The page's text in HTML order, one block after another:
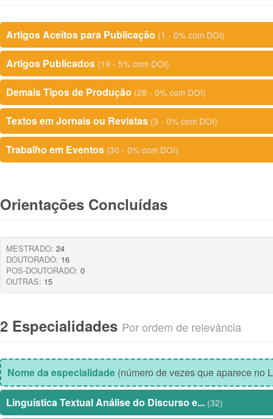
Artigos Aceitos para Publicação (1 - 0% com DOI)
Artigos Publicados (19 - 5% com DOI)
Demais Tipos de Produção (28 - 0% com DOI)
Textos em Jornais ou Revistas (3 - 0% com DOI)
Trabalho em Eventos (30 - 0% com DOI)
Orientações Concluídas
MESTRADO: 24
DOUTORADO: 16
POS-DOUTORADO: 0
OUTRAS: 15
2 Especialidades Por ordem de relevância
Nome da especialidade (número de vezes que aparece no
Linguística Textual Análise do Discurso e... (32)